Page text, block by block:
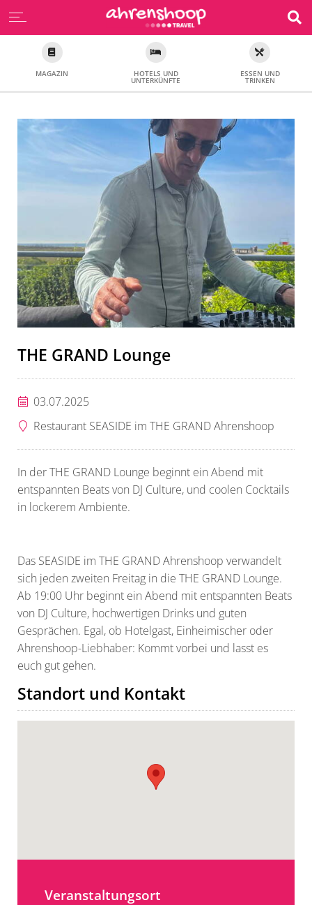
MAGAZIN HOTELS UND
UNTERKÜNFTE
ESSEN UND
TRINKEN
THE GRAND Lounge
03.07.2025
Restaurant SEASIDE im THE GRAND Ahrenshoop
In der THE GRAND Lounge beginnt ein Abend mit
entspannten Beats von DJ Culture, und coolen Cocktails
in lockerem Ambiente.
Das SEASIDE im THE GRAND Ahrenshoop verwandelt
sich jeden zweiten Freitag in die THE GRAND Lounge.
Ab 19:00 Uhr beginnt ein Abend mit entspannten Beats
von DJ Culture, hochwertigen Drinks und guten
Gesprächen. Egal, ob Hotelgast, Einheimischer oder
Ahrenshoop-Liebhaber: Kommt vorbei und lasst es
euch gut gehen.
Standort und Kontakt
Veranstaltungsort